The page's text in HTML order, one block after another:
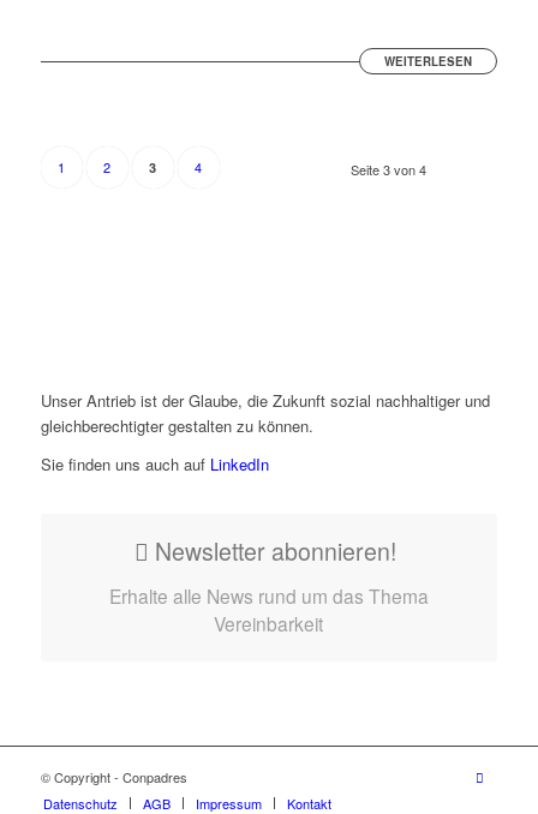
WEITERLESEN
Seite 3 von 4
1 2 3 4
Unser Antrieb ist der Glaube, die Zukunft sozial nachhaltiger und
gleichberechtigter gestalten zu können.
Sie finden uns auch aufLinkedIn
Newsletter abonnieren!
Erhalte alle News rund um das Thema
Vereinbarkeit
© Copyright - Conpadres
Datenschutz
AGB Impressum Kontakt